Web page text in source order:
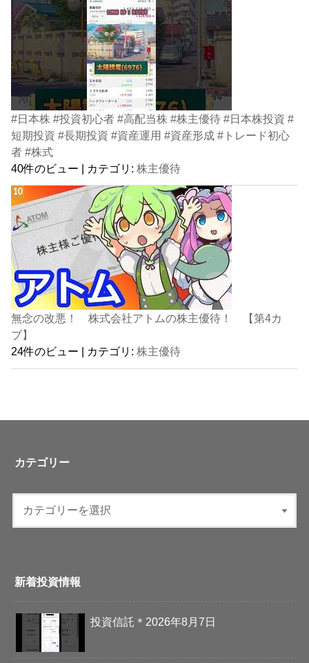
#日本株 #投資初心者 #高配当株 #株主優待 #日本株投資 #
短期投資 #長期投資 #資産運用 #資産形成 #トレード初心
者 #株式
40件のビュー | カテゴリ:株主優待
無念の改悪！ 株式会社アトムの株主優待！ 【第4カ
ブ】
24件のビュー | カテゴリ:株主優待
カテゴリー
新着投資情報
投資信託＊2026年8月7日